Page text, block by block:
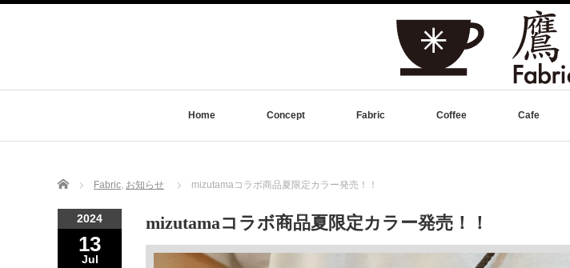
Home Concept Fabric Coffee Cafe
Home Fabric, お知らせ mizutamaコラボ商品夏限定カラー発売！！
2024
13
Jul
mizutamaコラボ商品夏限定カラー発売！！